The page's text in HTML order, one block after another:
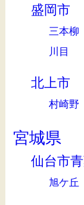
盛岡市
三本柳
川目
北上市
村崎野
宮城県
仙台市
旭ケ丘